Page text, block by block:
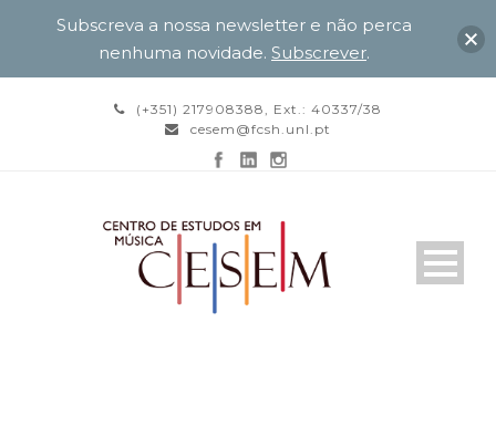
(+351) 217908388, Ext.: 40337/38
cesem@fcsh.unl.pt
Subscreva a nossa newsletter e não perca
nenhuma novidade. Subscrever.